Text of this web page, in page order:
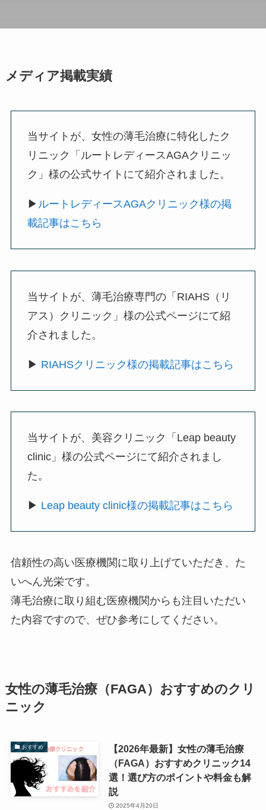
メディア掲載実績
当サイトが、女性の薄毛治療に特化したク
リニック「ルートレディースAGAクリニッ
ク」様の公式サイトにて紹介されました。
▶ ルートレディースAGAクリニック様の掲
載記事はこちら
当サイトが、薄毛治療専門の「RIAHS（リ
アス）クリニック」様の公式ページにて紹
介されました。
▶ RIAHSクリニック様の掲載記事はこちら
当サイトが、美容クリニック「Leap beauty
clinic」様の公式ページにて紹介されまし
た。
▶ Leap beauty clinic様の掲載記事はこちら
信頼性の高い医療機関に取り上げていただき、た
いへん光栄です。
薄毛治療に取り組む医療機関からも注目いただい
た内容ですので、ぜひ参考にしてください。
女性の薄毛治療（FAGA）おすすめのクリ
ニック
おすすめ
【2026年最新】女性の薄毛治療
（FAGA）おすすめクリニック14
選！選び方のポイントや料金も解
説
2025年4月20日